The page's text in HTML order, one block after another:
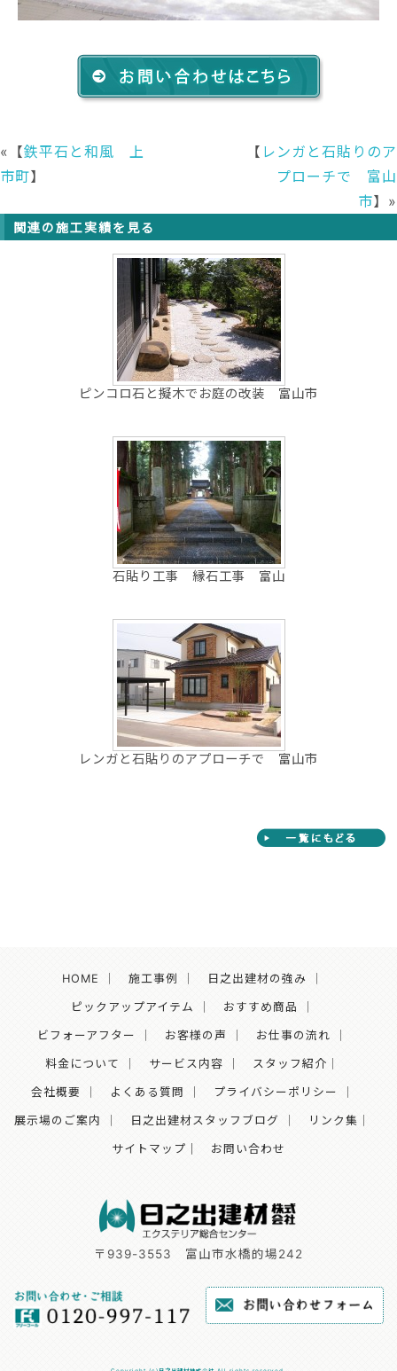
«【鉄平石と和風 上
市町】
【 レンガと石貼りのア
プローチで 富山
市】»
関連の施工実績を見る
ピンコロ石と擬木でお庭の改装 富山市
石貼り工事 縁石工事 富山
レンガと石貼りのアプローチで 富山市
HOME 施工事例 日之出建材の強み
ピックアップアイテム おすすめ商品
ビフォーアフター お客様の声 お仕事の流れ
料金について サービス内容 スタッフ紹介
会社概要 よくある質問 プライバシーポリシー
展示場のご案内 日之出建材スタッフブログ リンク集
サイトマップ｜ お問い合わせ
〒939-3553 富山市水橋的場242